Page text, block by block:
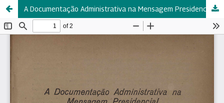
A Documentação Administrativa na Mensagem Presidencial